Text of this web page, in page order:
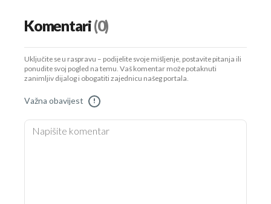
Komentari(0)
Uključite se u raspravu – podijelite svoje mišljenje, postavite pitanja ili
ponudite svoj pogled na temu. Vaš komentar može potaknuti
zanimljiv dijalog i obogatiti zajednicu našeg portala.
Važna obavijest !